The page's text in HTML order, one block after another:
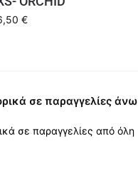
€
σε παραγγελίες άνω
σε παραγγελίες από όλη